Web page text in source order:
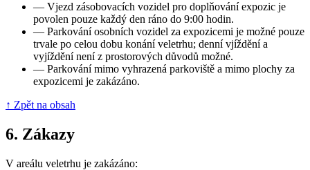
— Vjezd zásobovacích vozidel pro doplňování expozic je
povolen pouze každý den ráno do 9:00 hodin.
— Parkování osobních vozidel za expozicemi je možné pouze
trvale po celou dobu konání veletrhu; denní vjíždění a
vyjíždění není z prostorových důvodů možné.
— Parkování mimo vyhrazená parkoviště a mimo plochy za
expozicemi je zakázáno.
↑ Zpět na obsah
6. Zákazy
V areálu veletrhu je zakázáno: